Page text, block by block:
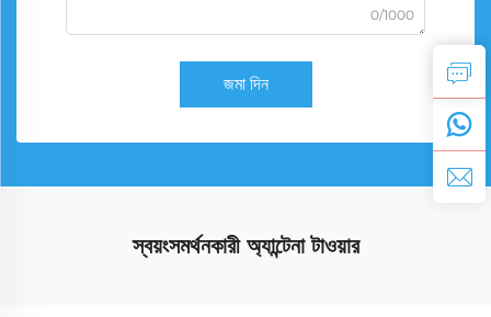
0/1000
জমা দিন
স্বয়ংসমর্থনকারী অ্যান্টেনা টাওয়ার